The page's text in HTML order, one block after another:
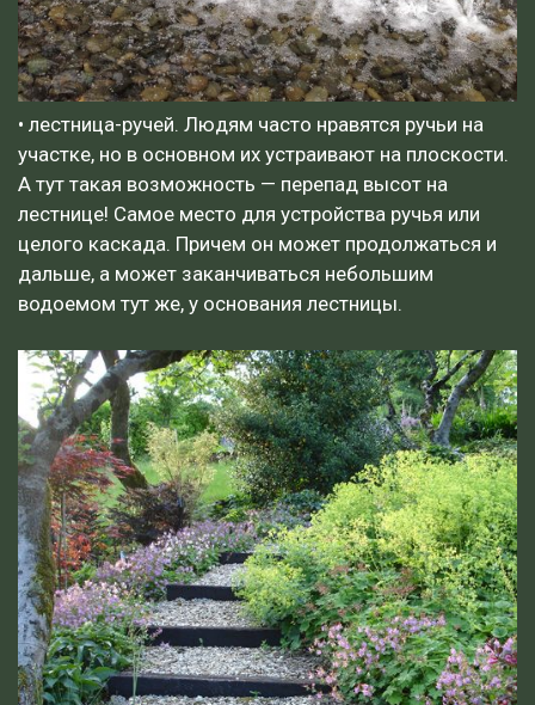
• лестница-ручей. Людям часто нравятся ручьи на
участке, но в основном их устраивают на плоскости.
А тут такая возможность — перепад высот на
лестнице! Самое место для устройства ручья или
целого каскада. Причем он может продолжаться и
дальше, а может заканчиваться небольшим
водоемом тут же, у основания лестницы.